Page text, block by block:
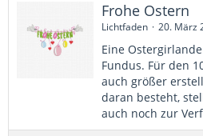
Frohe Ostern
Lichtfaden 20. März
Eine
Fundus. Für den
auch größer
daran besteht,
auch noch zur